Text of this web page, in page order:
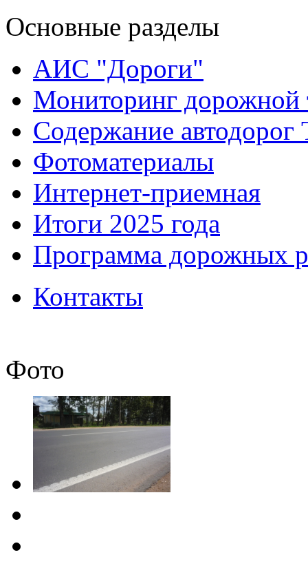
Основные разделы
АИС "Дороги"
Мониторинг дорожной
Содержание автодорог
Фотоматериалы
Интернет-приемная
Итоги 2025 года
Программа дорожных
Контакты
Фото